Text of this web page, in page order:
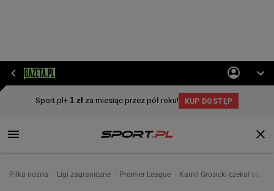
Piłka nożna Ligi zagraniczne Premier League Kamil Grosicki czekał na tę